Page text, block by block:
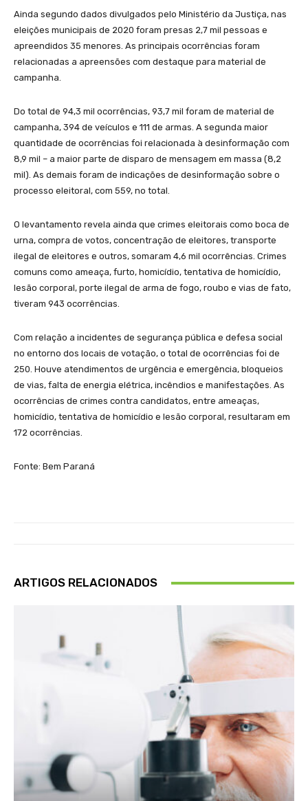
Ainda segundo dados divulgados pelo Ministério da Justiça, nas
eleições municipais de 2020 foram presas 2,7 mil pessoas e
apreendidos 35 menores. As principais ocorrências foram
relacionadas a apreensões com destaque para material de
campanha.
Do total de 94,3 mil ocorrências, 93,7 mil foram de material de
campanha, 394 de veículos e 111 de armas. A segunda maior
quantidade de ocorrências foi relacionada à desinformação com
8,9 mil – a maior parte de disparo de mensagem em massa (8,2
mil). As demais foram de indicações de desinformação sobre o
processo eleitoral, com 559, no total.
O levantamento revela ainda que crimes eleitorais como boca de
urna, compra de votos, concentração de eleitores, transporte
ilegal de eleitores e outros, somaram 4,6 mil ocorrências. Crimes
comuns como ameaça, furto, homicídio, tentativa de homicídio,
lesão corporal, porte ilegal de arma de fogo, roubo e vias de fato,
tiveram 943 ocorrências.
Com relação a incidentes de segurança pública e defesa social
no entorno dos locais de votação, o total de ocorrências foi de
250. Houve atendimentos de urgência e emergência, bloqueios
de vias, falta de energia elétrica, incêndios e manifestações. As
ocorrências de crimes contra candidatos, entre ameaças,
homicídio, tentativa de homicídio e lesão corporal, resultaram em
172 ocorrências.
Fonte: Bem Paraná
ARTIGOS RELACIONADOS